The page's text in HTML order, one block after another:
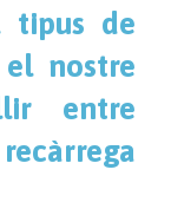
tipus de
nostre
entre